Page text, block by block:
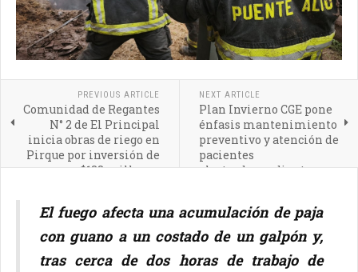
PREVIOUS ARTICLE
Comunidad de Regantes
N° 2 de El Principal
inicia obras de riego en
Pirque por inversión de
$188 millones
NEXT ARTICLE
Plan Invierno CGE pone
énfasis mantenimiento
preventivo y atención de
pacientes
electrodependientes
El fuego afecta una acumulación de paja
con guano a un costado de un galpón y,
tras cerca de dos horas de trabajo de